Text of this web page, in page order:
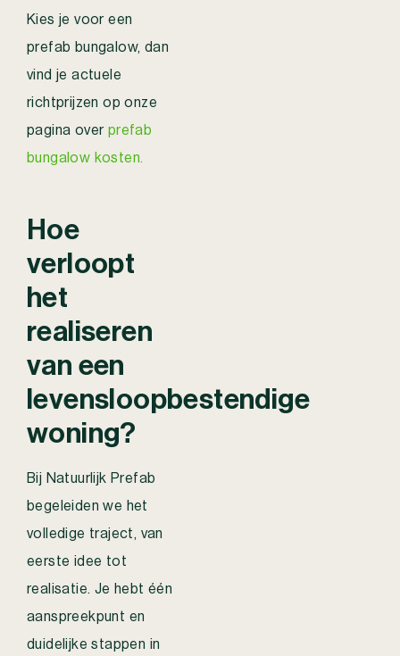
Kies je voor een
prefab bungalow, dan
vind je actuele
richtprijzen op onze
pagina over prefab
bungalow kosten.
Hoe
verloopt
het
realiseren
van een
levensloopbestendige
woning?
Bij Natuurlijk Prefab
begeleiden we het
volledige traject, van
eerste idee tot
realisatie. Je hebt één
aanspreekpunt en
duidelijke stappen in